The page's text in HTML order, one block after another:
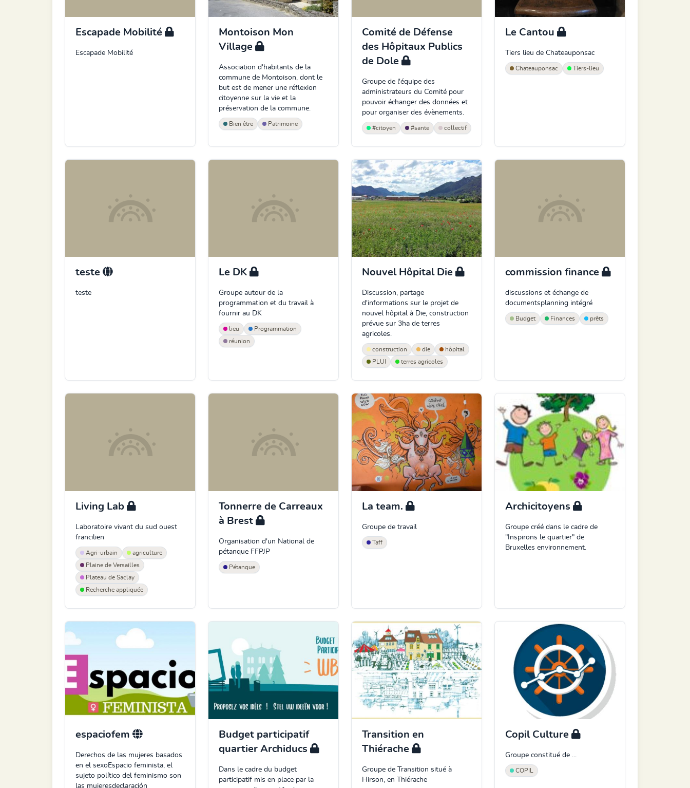
Escapade Mobilité
Escapade Mobilité
Montoison Mon
Village
Association d'habitants de la
commune de Montoison, dont le
but est de mener une réflexion
citoyenne sur la vie et la
préservation de la commune.
Bien être Patrimoine
Comité de Défense
des Hôpitaux Publics
de Dole
Groupe de l'équipe des
administrateurs du Comité pour
pouvoir échanger des données et
pour organiser des évènements.
#citoyen #sante collectif
Le Cantou
Tiers lieu de Chateauponsac
Chateauponsac Tiers-lieu
teste
teste
Le DK
Groupe autour de la
programmation et du travail à
fournir au DK
lieu
Programmation
réunion
Nouvel Hôpital Die
Discussion, partage
d'informations sur le projet de
nouvel hôpital à Die, construction
prévue sur 3ha de terres
agricoles.
construction die
hôpital
PLUI
terres agricoles
commission finance
discussions et échange de
documentsplanning intégré
Budget Finances prêts
Living Lab
Laboratoire vivant du sud ouest
francilien
Agri-urbain
agriculture
Plaine de Versailles
Plateau de Saclay
Recherche appliquée
Tonnerre de Carreaux
à Brest
Organisation d'un National de
pétanque FFPJP
Pétanque
La team.
Groupe de travail
Taff
Archicitoyens
Groupe créé dans le cadre de
"Inspirons le quartier" de
Bruxelles environnement.
espaciofem
Derechos de las mujeres basados
en el sexoEspacio feminista, el
sujeto político del feminismo son
las mujeresdeclaración
Budget participatif
quartier Archiducs
Dans le cadre du budget
participatif mis en place par la
Transition en
Thiérache
Groupe de Transition situé à
Hirson, en Thiérache
Copil Culture
Groupe constitué de ...
COPIL